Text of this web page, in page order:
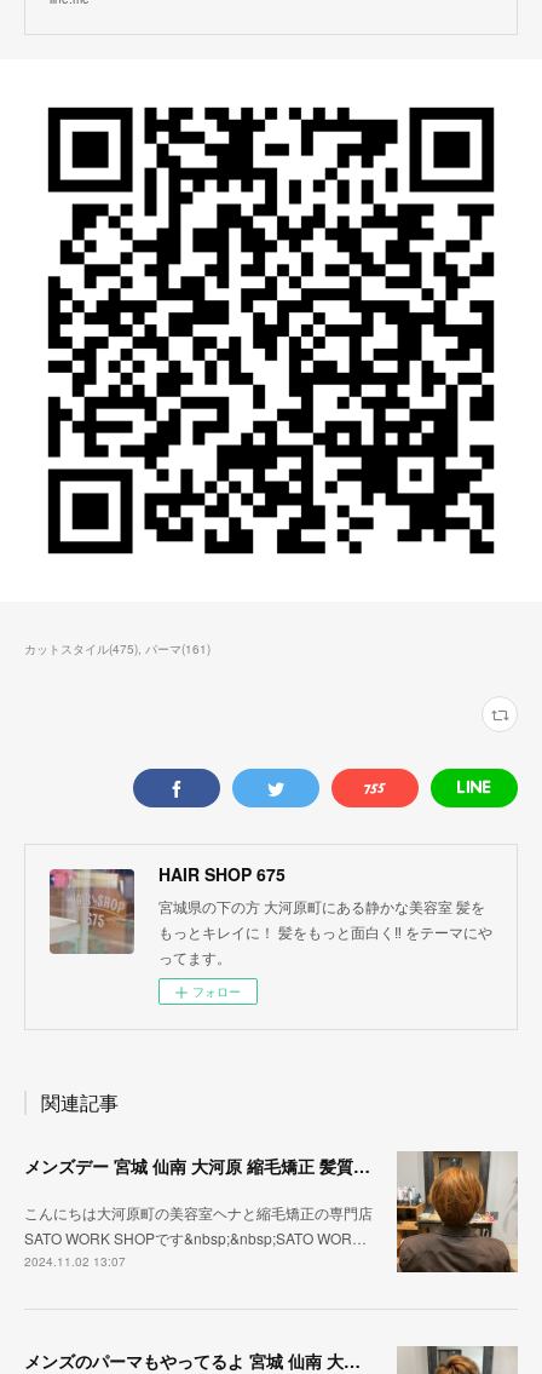
カットスタイル(475) パーマ(161)
HAIR SHOP 675
宮城県の下の方 大河原町にある静かな美容室 髪を
もっとキレイに！ 髪をもっと面白く‼︎ をテーマにや
ってます。
フォロー
関連記事
メンズデー 宮城 仙南 大河原 縮毛矯正 髪質改善 ヘナ 美容室 SATO WORK SHOP
こんにちは大河原町の美容室ヘナと縮毛矯正の専門店
SATO WORK SHOPです&nbsp;&nbsp;SATO WOR…
2024.11.02 13:07
メンズのパーマもやってるよ 宮城 仙南 大河原 縮毛矯正 髪質改善 ヘナ 美容室 SATO WORK SHOP